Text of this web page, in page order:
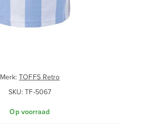
Merk: TOFFS Retro
SKU: TF-5067
Op voorraad